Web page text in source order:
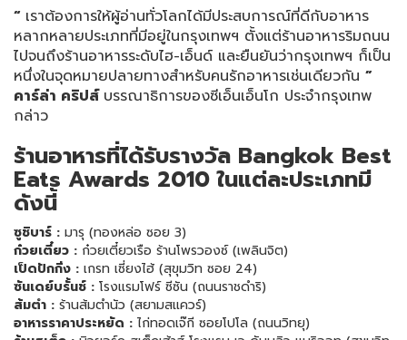
“ เราต้องการให้ผู้อ่านทั่วโลกได้มีประสบการณ์ที่ดีกับอาหาร
หลากหลายประเภทที่มีอยู่ในกรุงเทพฯ ตั้งแต่ร้านอาหารริมถนน
ไปจนถึงร้านอาหารระดับไฮ-เอ็นด์ และยืนยันว่ากรุงเทพฯ ก็เป็น
หนึ่งในจุดหมายปลายทางสำหรับคนรักอาหารเช่นเดียวกัน ”
คาร์ล่า คริปส์ บรรณาธิการของซีเอ็นเอ็นโก ประจำกรุงเทพ
กล่าว
ร้านอาหารที่ได้รับรางวัล Bangkok Best
Eats Awards 2010ในแต่ละประเภทมี
ดังนี้
ซูชิบาร์ : มารุ (ทองหล่อ ซอย 3)
ก๋วยเตี๋ยว : ก๋วยเตี๋ยวเรือ ร้านโพรวองซ์ (เพลินจิต)
เป็ดปักกิ่ง : เกรท เซี่ยงไฮ้ (สุขุมวิท ซอย 24)
ซันเดย์บรั้นช์ : โรงแรมโฟร์ ซีซัน (ถนนราชดำริ)
ส้มตำ : ร้านส้มตำนัว (สยามสแควร์)
อาหารราคาประหยัด : ไก่ทอดเจ๊กี ซอยโปโล (ถนนวิทยุ)